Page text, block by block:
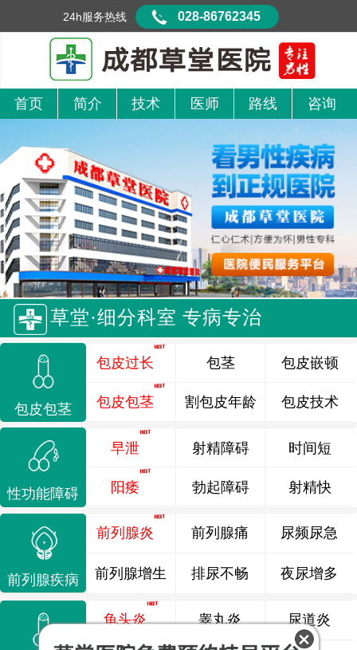
首页 简介 技术 医师 路线 咨询
草堂·细分科室 专病专治
包皮包茎
包皮过长
包皮包茎
包茎
割包皮年龄
包皮嵌顿
包皮技术
性功能障碍
早泄
阳痿
射精障碍
勃起障碍
时间短
射精快
前列腺疾病
前列腺炎 前列腺痛 尿频尿急
前列腺增生 排尿不畅 夜尿增多
龟头炎 睾丸炎 尿道炎
24h服务热线 028-86762345